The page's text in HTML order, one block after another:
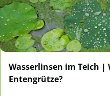
Wasserlinsen im Teich |
Entengrütze?